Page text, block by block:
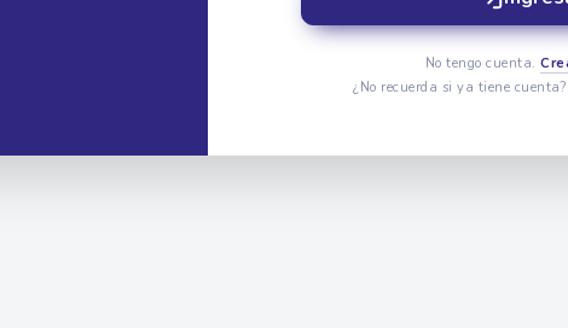
No tengo cuenta.
¿No recuerda si ya tiene